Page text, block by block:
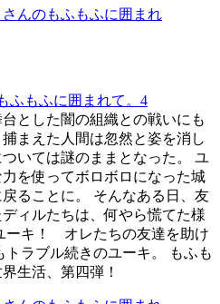
ふもふに囲まれて。4
とした闇の組織との戦いにも
まえた人間は忽然と姿を消し
いては謎のままとなった。 ユ
を使ってボロボロになった城
ることに。 そんなある日、友
ィルたちは、何やら慌てた様
ーキ！ オレたちの友達を助け
ラブル続きのユーキ。 もふも
生活、第四弾！